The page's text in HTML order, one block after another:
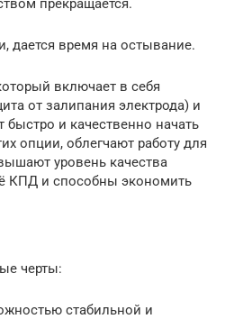
прекращается.
дается время на остывание.
включает в себя
от залипания электрода) и
быстро и качественно начать
опции, облегчают работу для
уровень качества
КПД и способны экономить
черты:
стабильной и